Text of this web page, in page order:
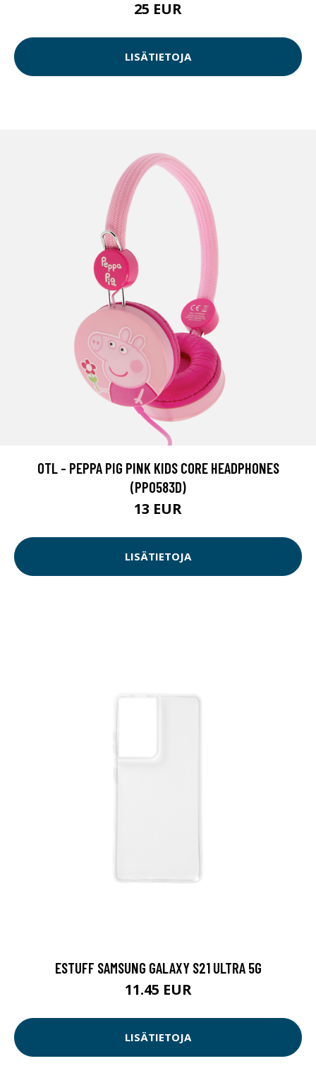
25 EUR
LISÄTIETOJA
OTL - PEPPA PIG PINK KIDS CORE HEADPHONES
(PP0583D)
13 EUR
LISÄTIETOJA
ESTUFF SAMSUNG GALAXY S21 ULTRA 5G
11.45 EUR
LISÄTIETOJA